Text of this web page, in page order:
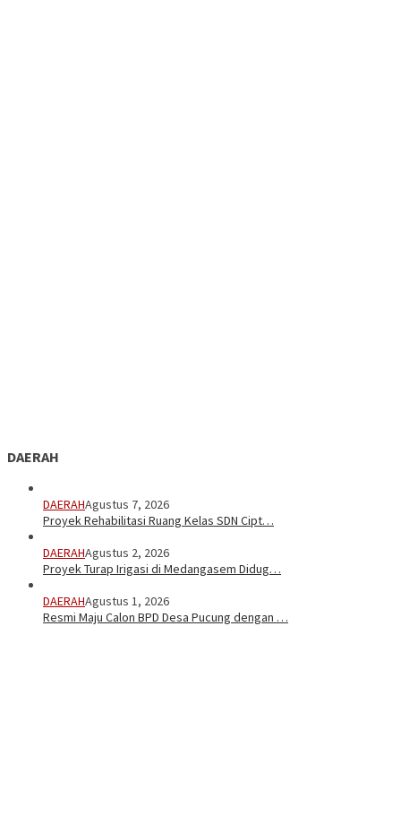
DAERAH
DAERAHAgustus 7, 2026
Proyek Rehabilitasi Ruang Kelas SDN Cipt…
DAERAHAgustus 2, 2026
Proyek Turap Irigasi di Medangasem Didug…
DAERAHAgustus 1, 2026
Resmi Maju Calon BPD Desa Pucung dengan …